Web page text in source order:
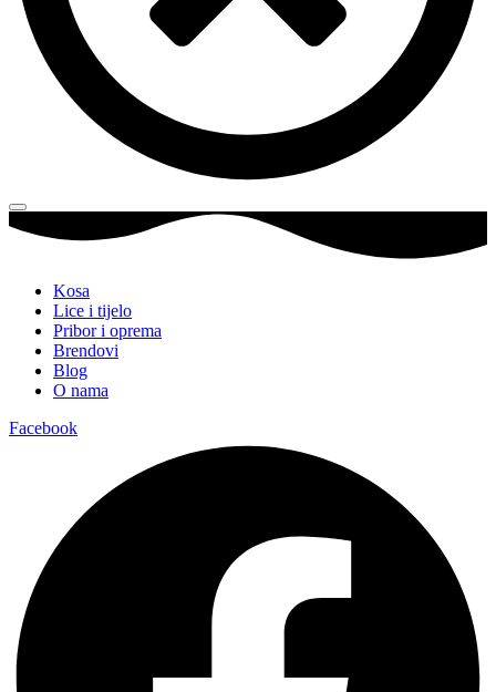
Kosa
Lice i tijelo
Pribor i oprema
Brendovi
Blog
O nama
Facebook